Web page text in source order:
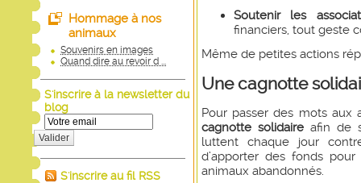
Hommage à nos
animaux
Souvenirs en images
Quand dire au revoir d ...
S'inscrire à la newsletter du
blog
Valider
S'inscrire au fil RSS
Soutenir les
financiers, tout geste
Même de petites actions
Une cagnotte
Pour passer des mots aux
cagnotte solidaireafin de
luttent chaque jour
d’apporter des fonds
animaux abandonnés.